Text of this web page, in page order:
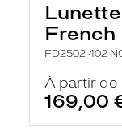
French
FD2502 402
À partir de
169,00